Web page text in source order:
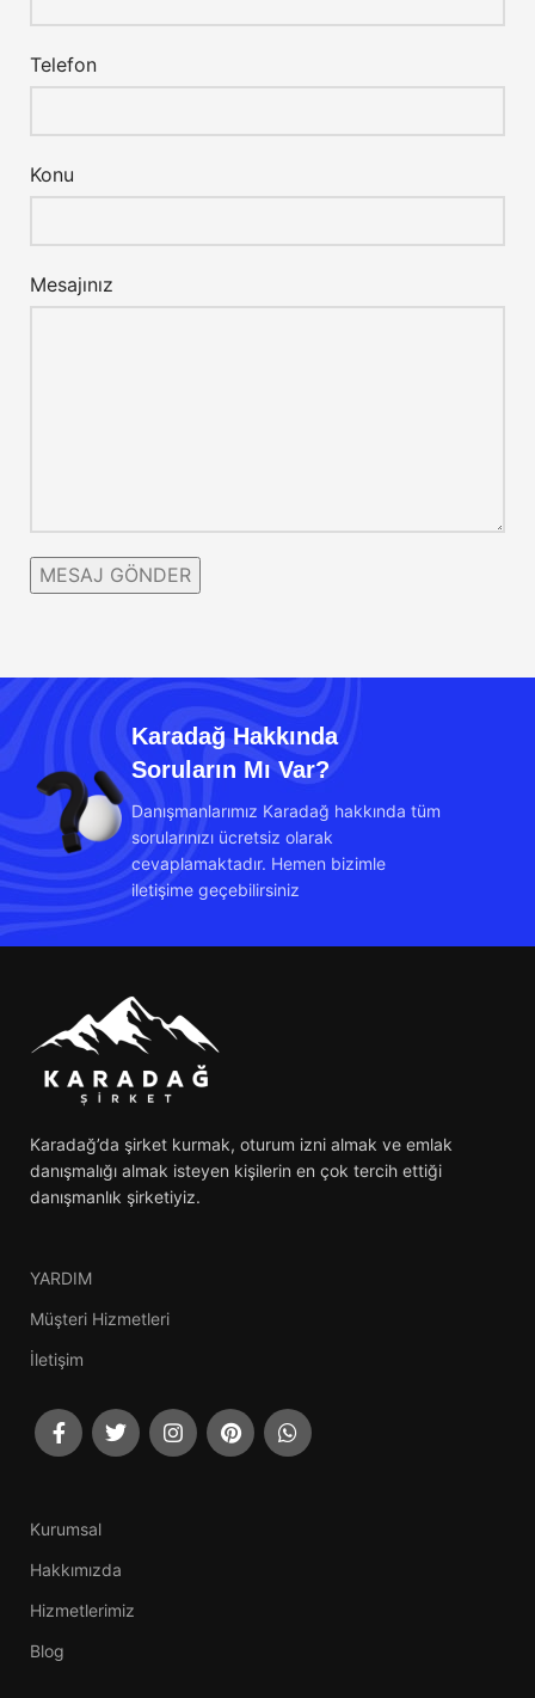
Telefon
Konu
Mesajınız
Karadağ Hakkında
Soruların Mı Var?
Danışmanlarımız Karadağ hakkında tüm
sorularınızı ücretsiz olarak
cevaplamaktadır. Hemen bizimle
iletişime geçebilirsiniz
Karadağ’da şirket kurmak, oturum izni almak ve emlak
danışmalığı almak isteyen kişilerin en çok tercih ettiği
danışmanlık şirketiyiz.
YARDIM
Müşteri Hizmetleri
İletişim
Kurumsal
Hakkımızda
Hizmetlerimiz
Blog